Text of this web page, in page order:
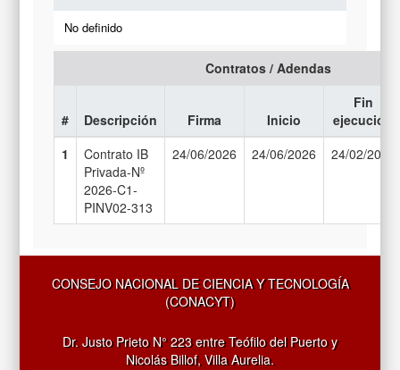
No definido
Contratos / Adendas
# Descripción Firma Inicio
Fin
ejecución
1
Contrato IB
Privada-Nº
2026-C1-
PINV02-313
24/06/2026 24/06/2026 24/02/2028
CONSEJO NACIONAL DE CIENCIA Y TECNOLOGÍA
(CONACYT)
Dr. Justo Prieto N° 223 entre Teófilo del Puerto y
Nicolás Billof, Villa Aurelia.